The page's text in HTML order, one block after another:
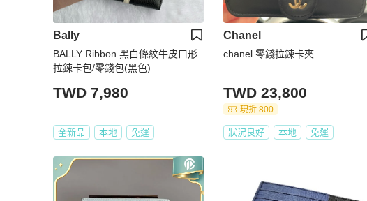
Bally
BALLY Ribbon 黑白條紋牛皮ㄇ形
拉鍊卡包/零錢包(黑色)
TWD 7,980
全新品 本地 免運
Chanel
chanel 零錢拉鍊卡夾
TWD 23,800
現折 800
狀況良好 本地 免運